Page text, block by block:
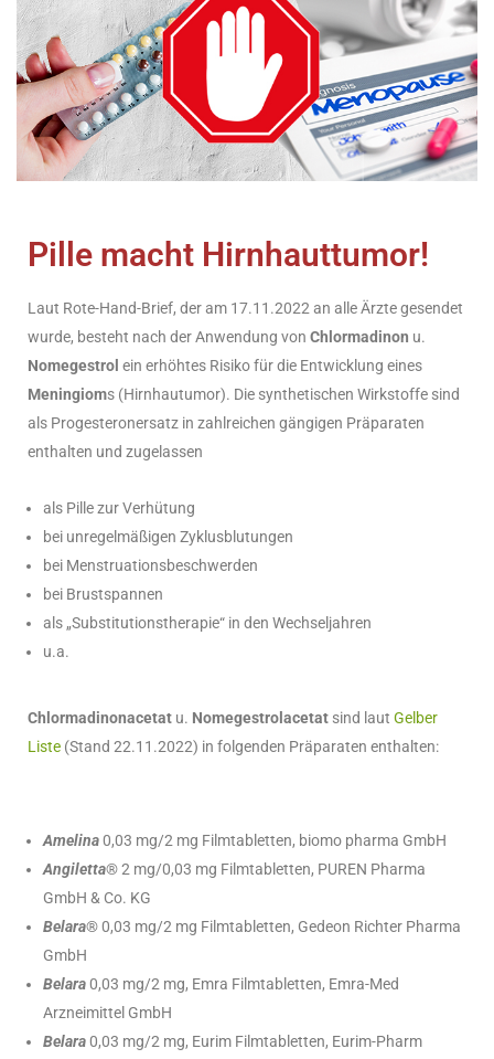
Pille macht Hirnhauttumor!
Laut Rote-Hand-Brief, der am 17.11.2022 an alle Ärzte gesendet
wurde, besteht nach der Anwendung von Chlormadinon u.
Nomegestrol ein erhöhtes Risiko für die Entwicklung eines
Meningioms (Hirnhautumor). Die synthetischen Wirkstoffe sind
als Progesteronersatz in zahlreichen gängigen Präparaten
enthalten und zugelassen
als Pille zur Verhütung
bei unregelmäßigen Zyklusblutungen
bei Menstruationsbeschwerden
bei Brustspannen
als „Substitutionstherapie“ in den Wechseljahren
u.a.
Chlormadinonacetat u. Nomegestrolacetat sind laut Gelber
Liste (Stand 22.11.2022) in folgenden Präparaten enthalten:
Amelina0,03 mg/2 mg Filmtabletten, biomo pharma GmbH
Angiletta® 2 mg/0,03 mg Filmtabletten, PUREN Pharma
GmbH & Co. KG
Belara® 0,03 mg/2 mg Filmtabletten, Gedeon Richter Pharma
GmbH
Belara0,03 mg/2 mg, Emra Filmtabletten, Emra-Med
Arzneimittel GmbH
Belara0,03 mg/2 mg, Eurim Filmtabletten, Eurim-Pharm